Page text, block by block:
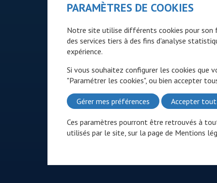
PARAMÈTRES DE COOKIES
Notre site utilise différents cookies pour son
des services tiers à des fins d'analyse
expérience.
Si vous souhaitez configurer les cookies que
"Paramétrer les cookies", ou bien accepter
Gérer mes préférences Accepter tout
Ces paramètres pourront être retrouvés à
utilisés par le site, sur la page de Mentions